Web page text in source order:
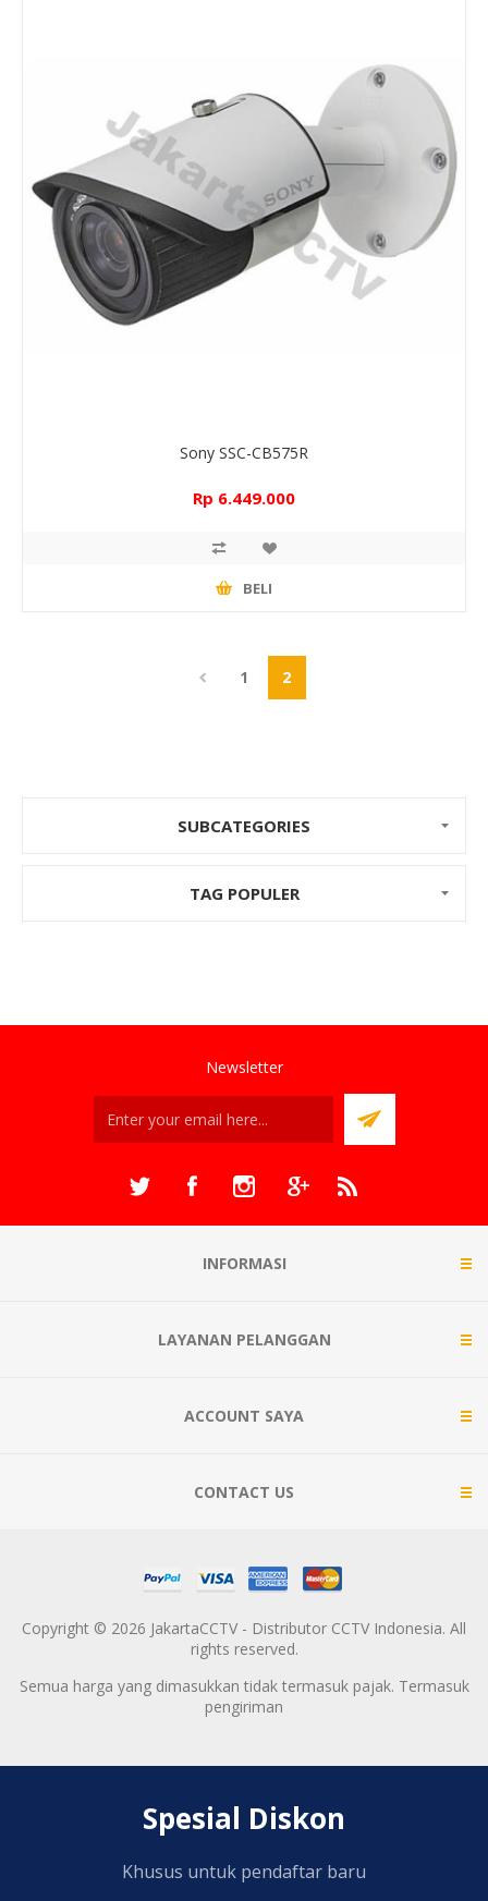
Sony SSC-CB575R
Rp 6.449.000
BELI
1 2
SUBCATEGORIES
TAG POPULER
Newsletter
INFORMASI
LAYANAN PELANGGAN
ACCOUNT SAYA
CONTACT US
Copyright © 2026 JakartaCCTV - Distributor CCTV Indonesia. All
rights reserved.
Semua harga yang dimasukkan tidak termasuk pajak. Termasuk
pengiriman
Spesial Diskon
Khusus untuk pendaftar baru